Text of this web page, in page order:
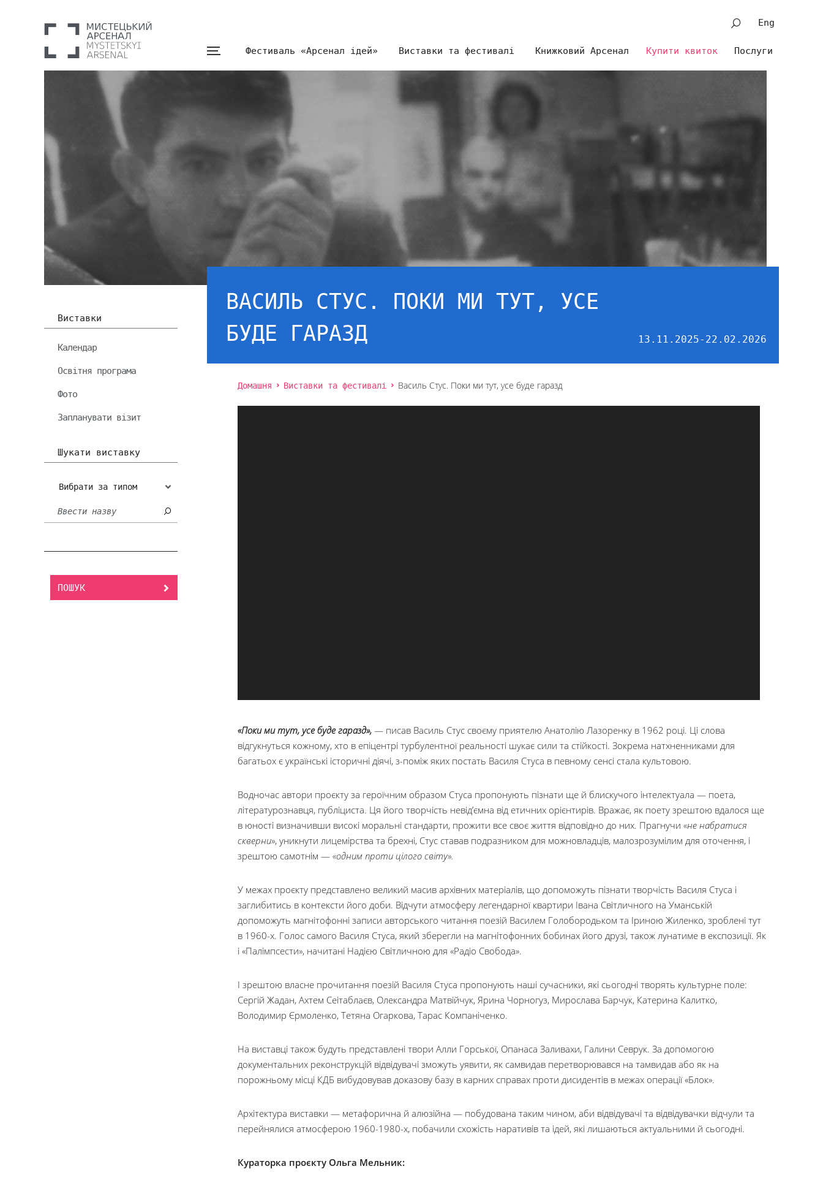
Eng
Фестиваль «Арсенал ідей» Виставки та фестивалі Книжковий Арсенал Послуги
Купити квиток
Виставки
Календар
Освітня програма
Фото
Запланувати візит
Шукати виставку
Вибрати за типом
ПОШУК
ВАСИЛЬ СТУС. ПОКИ МИ ТУТ, УСЕ
БУДЕ ГАРАЗД
13.11.2025-22.02.2026
Домашня Виставки та фестивалі Василь Стус. Поки ми тут, усе буде гаразд
«Поки ми тут, усе буде гаразд», — писав Василь Стус своєму приятелю Анатолію Лазоренку в 1962 році. Ці слова
відгукнуться кожному, хто в епіцентрі турбулентної реальності шукає сили та стійкості. Зокрема натхненниками для
багатьох є українські історичні діячі, з-поміж яких постать Василя Стуса в певному сенсі стала культовою.
Водночас автори проєкту за героїчним образом Стуса пропонують пізнати ще й блискучого інтелектуала — поета,
літературознавця, публіциста. Ця його творчість невід’ємна від етичних орієнтирів. Вражає, як поету зрештою вдалося ще
в юності визначивши високі моральні стандарти, прожити все своє життя відповідно до них. Прагнучи «не набратися
скверни», уникнути лицемірства та брехні, Стус ставав подразником для можновладців, малозрозумілим для оточення, і
зрештою самотнім — «одним проти цілого світу».
У межах проєкту представлено великий масив архівних матеріалів, що допоможуть пізнати творчість Василя Стуса і
заглибитись в контексти його доби. Відчути атмосферу легендарної квартири Івана Світличного на Уманській
допоможуть магнітофонні записи авторського читання поезій Василем Голобородьком та Іриною Жиленко, зроблені тут
в 1960-х. Голос самого Василя Стуса, який зберегли на магнітофонних бобинах його друзі, також лунатиме в експозиції. Як
і «Палімпсести», начитані Надією Світличною для «Радіо Свобода».
І зрештою власне прочитання поезій Василя Стуса пропонують наші сучасники, які сьогодні творять культурне поле:
Сергій Жадан, Ахтем Сеітаблаєв, Олександра Матвійчук, Ярина Чорногуз, Мирослава Барчук, Катерина Калитко,
Володимир Єрмоленко, Тетяна Огаркова, Тарас Компаніченко.
На виставці також будуть представлені твори Алли Горської, Опанаса Заливахи, Галини Севрук. За допомогою
документальних реконструкцій відвідувачі зможуть уявити, як самвидав перетворювався на тамвидав або як на
порожньому місці КДБ вибудовував доказову базу в карних справах проти дисидентів в межах операції «Блок».
Архітектура виставки — метафорична й алюзійна — побудована таким чином, аби відвідувачі та відвідувачки відчули та
перейнялися атмосферою 1960-1980-х, побачили схожість наративів та ідей, які лишаються актуальними й сьогодні.
Кураторка проєкту Ольга Мельник: